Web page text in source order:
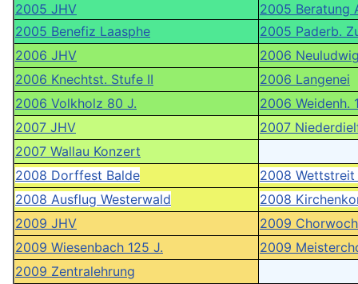
2005 JHV
2005 Beratung
2005 Benefiz Laasphe
2005 Paderb.
2006 JHV
2006
2006 Knechtst. Stufe II
2006 Langenei
2006 Volkholz 80 J.
2006 Weidenh.
2007 JHV
2007
2007 Wallau Konzert
2008 Dorffest Balde
2008
2008 Ausflug Westerwald
2008
2009 JHV
2009
2009 Wiesenbach 125 J.
2009
2009 Zentralehrung